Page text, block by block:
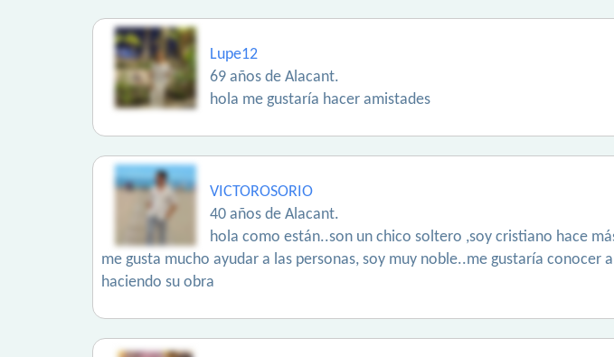
Lupe12
69 años de Alacant.
hola me gustaría hacer amistades
VICTOROSORIO
40 años de Alacant.
hola como están..son un chico soltero ,soy cristiano hace
me gusta mucho ayudar a las personas, soy muy noble..me gustaría
haciendo su obra